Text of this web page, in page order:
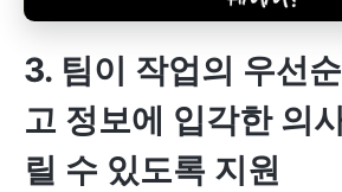
3. 팀이 작업의 우선
고 정보에 입각한 의
릴 수 있도록 지원